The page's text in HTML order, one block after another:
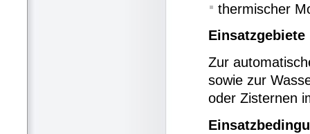
thermischer
Einsatzgebiete
Zur
sowie zur
oder Zisternen